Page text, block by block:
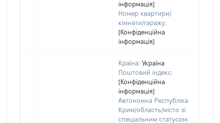
інформація]
Номер квартири/
кімнати/гаражу:
[Конфіденційна
інформація]
Країна: Україна
Поштовий індекс:
[Конфіденційна
інформація]
Автономна Республіка
Крим/область/місто зі
спеціальним статусом: